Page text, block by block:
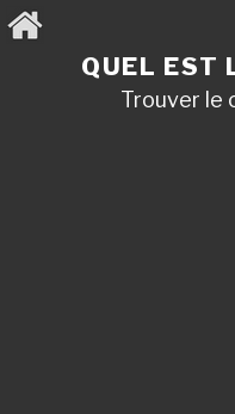
Aller
au
QUEL EST
Trouver le